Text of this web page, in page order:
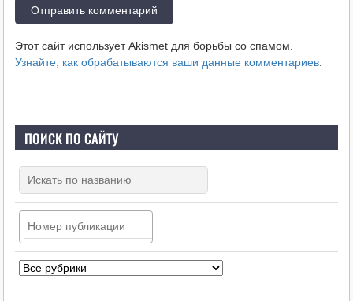
Этот сайт использует Akismet для борьбы со спамом.
Узнайте, как обрабатываются ваши данные комментариев.
ПОИСК ПО САЙТУ